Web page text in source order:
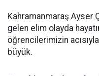
Kahramanmaraş Ayser
gelen elim olayda
öğrencilerimizin
büyük.